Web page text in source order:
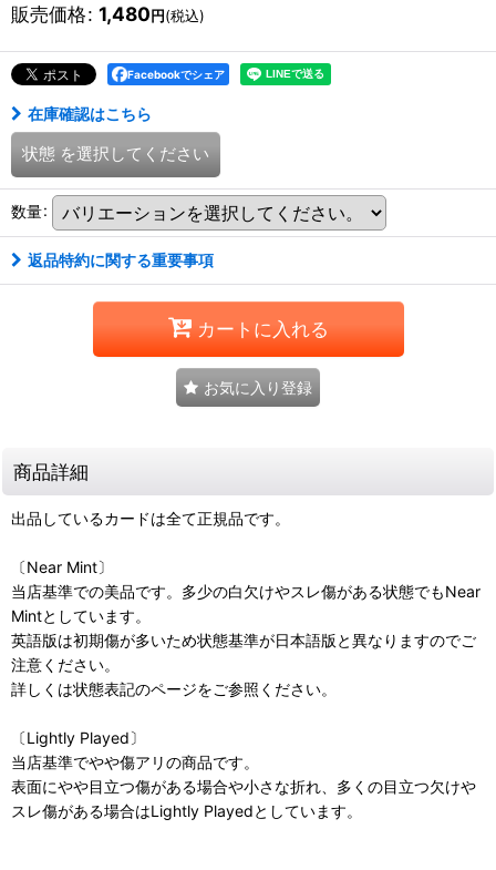
販売価格: 1,480円(税込)
Facebookでシェア
在庫確認はこちら
状態 を選択してください
数量:
返品特約に関する重要事項
カートに入れる
お気に入り登録
商品詳細
出品しているカードは全て正規品です。
〔Near Mint〕
当店基準での美品です。多少の白欠けやスレ傷がある状態でもNear
Mintとしています。
英語版は初期傷が多いため状態基準が日本語版と異なりますのでご
注意ください。
詳しくは状態表記のページをご参照ください。
〔Lightly Played〕
当店基準でやや傷アリの商品です。
表面にやや目立つ傷がある場合や小さな折れ、多くの目立つ欠けや
スレ傷がある場合はLightly Playedとしています。